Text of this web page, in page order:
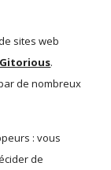
sites web
Gitorious.
de nombreux
: vous
de